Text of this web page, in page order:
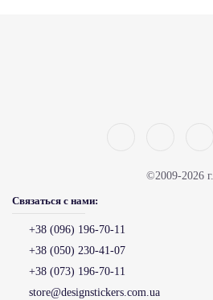
©2009-2026 г.
Связаться с нами:
+38 (096) 196-70-11
+38 (050) 230-41-07
+38 (073) 196-70-11
store@designstickers.com.ua